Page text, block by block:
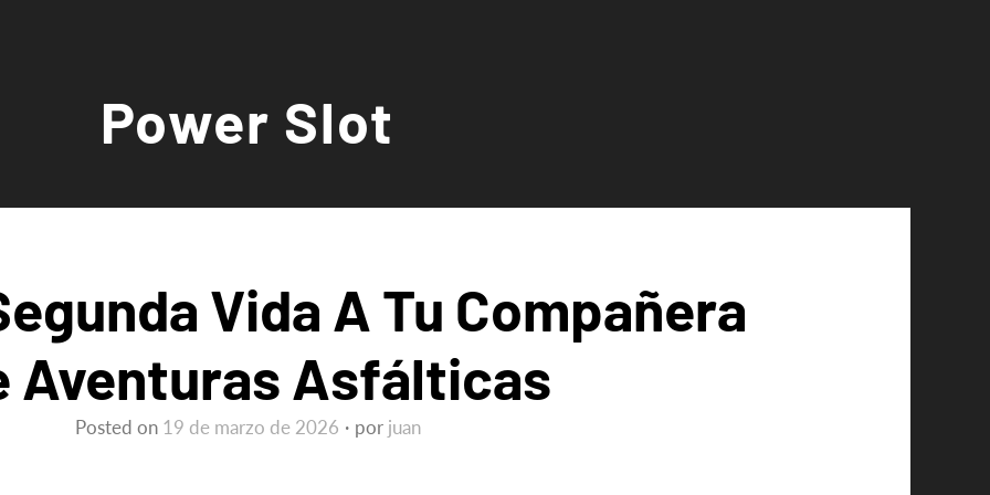
Power Slot
Vida A Tu Compañera
Aventuras Asfálticas
Posted on 19 de marzo de 2026 por juan